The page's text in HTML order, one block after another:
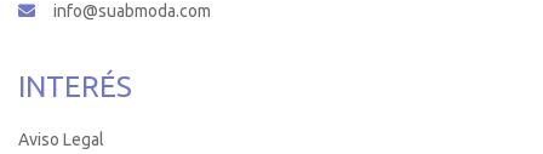
info@suabmoda.com
INTERÉS
Aviso Legal